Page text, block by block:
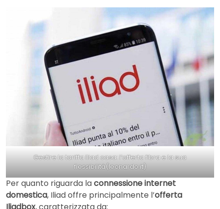
Gestire la tariffa Iliad casa: l’offerta fibra e la sua
flessibilità(leonardo.it)
Per quanto riguarda laconnessione internet
domestica, Iliad offre principalmente l’offerta